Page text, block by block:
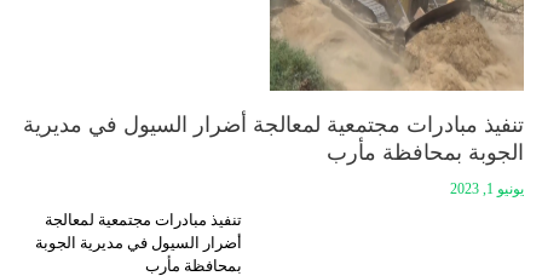
تنفيذ مبادرات مجتمعية لمعالجة أضرار السيول في مديرية
الجوبة بمحافظة مأرب
يونيو 1, 2023
تنفيذ مبادرات مجتمعية لمعالجة
أضرار السيول في مديرية الجوبة
بمحافظة مأرب